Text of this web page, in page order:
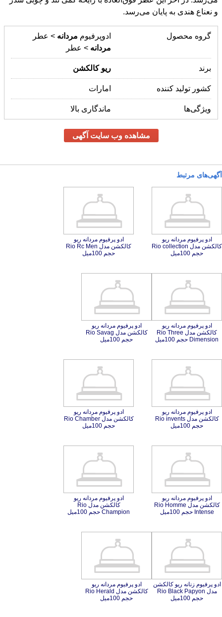
و نعناع هندی به پایان می‌رسد.
گروه محصول ادوپرفیوم مردانه > عطر
مردانه > عطر
برند ریو کالکشن
کشور تولید کننده امارات
ویژگی‌ها ماندگاری بالا
مشاهده وب سایت آگهی
آگهی‌های مرتبط
ادو پرفیوم مردانه ریو
کالکشن مدل Rio collection
حجم 100میل
ادو پرفیوم مردانه ریو
کالکشن مدل Rio Rc Men
حجم 100میل
ادو پرفیوم مردانه ریو
کالکشن مدل Rio Three
Dimension حجم 100میل
ادو پرفیوم مردانه ریو
کالکشن مدل Rio Savag
حجم 100میل
ادو پرفیوم مردانه ریو
کالکشن مدل Rio invents
حجم 100میل
ادو پرفیوم مردانه ریو
کالکشن مدل Rio Chamber
حجم 100میل
ادو پرفیوم مردانه ریو
کالکشن مدل Rio Homme
Intense حجم 100میل
ادو پرفیوم مردانه ریو
کالکشن مدل Rio
Champion حجم 100میل
ادو پرفیوم زنانه ریو کالکشن
مدل Rio Black Papyon
حجم 100میل
ادو پرفیوم مردانه ریو
کالکشن مدل Rio Herald
حجم 100میل